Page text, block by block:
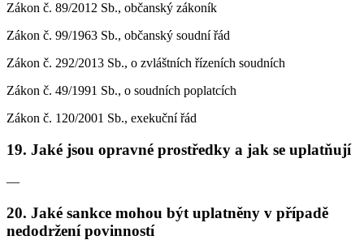
Zákon č. 89/2012 Sb., občanský zákoník
Zákon č. 99/1963 Sb., občanský soudní řád
Zákon č. 292/2013 Sb., o zvláštních řízeních soudních
Zákon č. 49/1991 Sb., o soudních poplatcích
Zákon č. 120/2001 Sb., exekuční řád
19. Jaké jsou opravné prostředky a jak se uplatňují
—
20. Jaké sankce mohou být uplatněny v případě
nedodržení povinností